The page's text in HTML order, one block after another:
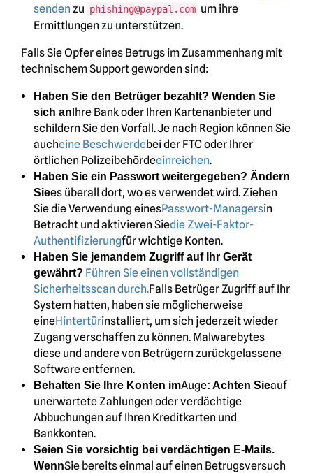
senden zu phishing@paypal.com um ihre
Ermittlungen zu unterstützen.
Falls Sie Opfer eines Betrugs im Zusammenhang mit
technischem Support geworden sind:
Haben Sie den Betrüger bezahlt? Wenden Sie
sich anIhre Bank oder Ihren Kartenanbieter und
schildern Sie den Vorfall. Je nach Region können Sie
aucheine Beschwerdebei der FTC oder Ihrer
örtlichen Polizeibehördeeinreichen.
Haben Sie ein Passwort weitergegeben? Ändern
Siees überall dort, wo es verwendet wird. Ziehen
Sie die Verwendung einesPasswort-Managersin
Betracht und aktivieren Siedie Zwei-Faktor-
Authentifizierungfür wichtige Konten.
Haben Sie jemandem Zugriff auf Ihr Gerät
gewährt? Führen Sie einen vollständigen
Sicherheitsscan durch.Falls Betrüger Zugriff auf Ihr
System hatten, haben sie möglicherweise
eineHintertürinstalliert, um sich jederzeit wieder
Zugang verschaffen zu können. Malwarebytes
diese und andere von Betrügern zurückgelassene
Software entfernen.
Behalten Sie Ihre Konten imAuge: Achten Sieauf
unerwartete Zahlungen oder verdächtige
Abbuchungen auf Ihren Kreditkarten und
Bankkonten.
Seien Sie vorsichtig bei verdächtigen E-Mails.
WennSie bereits einmal auf einen Betrugsversuch